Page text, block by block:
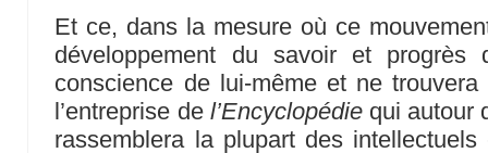
Et ce, dans la mesure où ce
développement du savoir et
conscience de lui-même et ne trouvera
l’entreprise de l’Encyclopédiequi autour
rassemblera la plupart des intellectuels